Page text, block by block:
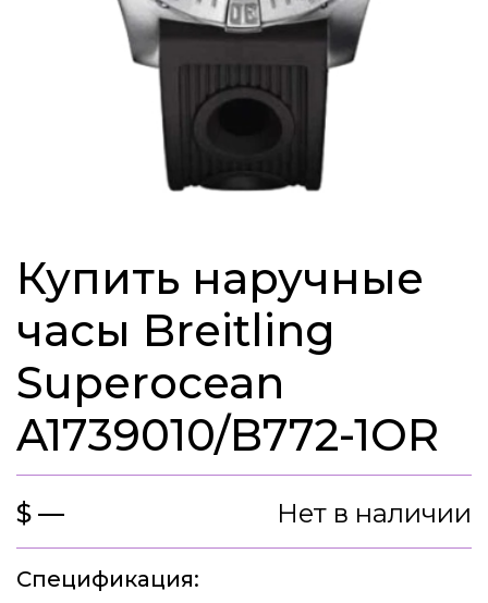
Купить наручные
часы Breitling
Superocean
A1739010/B772-1OR
$ — Нет в наличии
Спецификация: